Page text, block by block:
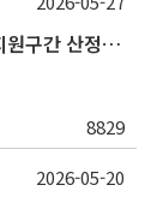
2026학년도 2학기 한국장학재단 학자금 지원구간 산정 신청 안내
8829
2026-05-20